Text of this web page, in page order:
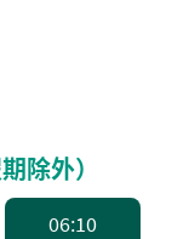
除外）
，高速船
06:10上午6:10